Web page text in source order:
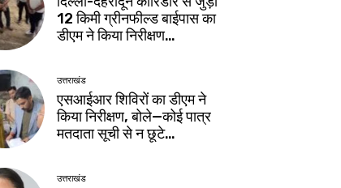
12 किमी ग्रीनफील्ड बाईपास का
डीएम ने किया निरीक्षण…
उत्तराखंड
एसआईआर शिविरों का डीएम ने
किया निरीक्षण, बोले—कोई पात्र
मतदाता सूची से न छूटे…
उत्तराखंड